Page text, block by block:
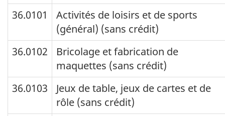
36.0101
Activités de loisirs et de sports
(général) (sans crédit)
36.0102
Bricolage et fabrication de
maquettes (sans crédit)
36.0103
Jeux de table, jeux de cartes et de
rôle (sans crédit)